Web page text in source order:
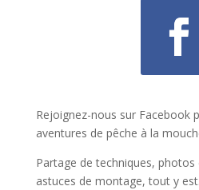
Rejoignez-nous sur Facebook
aventures de pêche à la
Partage de techniques,
astuces de montage, tout y